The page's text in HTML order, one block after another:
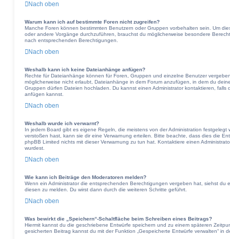
Nach oben
Warum kann ich auf bestimmte Foren nicht zugreifen?
Manche Foren können bestimmten Benutzern oder Gruppen vorbehalten sein. Um
oder andere Vorgänge durchzuführen, brauchst du möglicherweise besondere
nach entsprechenden Berechtigungen.
Nach oben
Weshalb kann ich keine Dateianhänge anfügen?
Rechte für Dateianhänge können für Foren, Gruppen und einzelne Benutzer
möglicherweise nicht erlaubt, Dateianhänge in dem Forum anzufügen, in dem du
Gruppen dürfen Dateien hochladen. Du kannst einen Administrator kontaktieren,
anfügen kannst.
Nach oben
Weshalb wurde ich verwarnt?
In jedem Board gibt es eigene Regeln, die meistens von der Administration
verstoßen hast, kann sie dir eine Verwarnung erteilen. Bitte beachte, dass dies die
phpBB Limited nichts mit dieser Verwarnung zu tun hat. Kontaktiere einen
wurdest.
Nach oben
Wie kann ich Beiträge den Moderatoren melden?
Wenn ein Administrator die entsprechenden Berechtigungen vergeben hat, siehst du
diesen zu melden. Du wirst dann durch die weiteren Schritte geführt.
Nach oben
Was bewirkt die „Speichern“-Schaltfläche beim Schreiben eines Beitrags?
Hiermit kannst du die geschriebene Entwürfe speichern und zu einem späteren
gesicherten Beitrag kannst du mit der Funktion „Gespeicherte Entwürfe verwalten“ in